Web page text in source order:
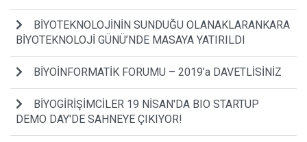
BİYOTEKNOLOJİNİN SUNDUĞU OLANAKLARANKARA
BİYOTEKNOLOJİ GÜNÜ’NDE MASAYA YATIRILDI
BİYOİNFORMATİK FORUMU – 2019’a DAVETLİSİNİZ
BİYOGİRİŞİMCİLER 19 NİSAN'DA BIO STARTUP
DEMO DAY'DE SAHNEYE ÇIKIYOR!